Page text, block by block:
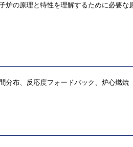
炉の原理と特性を理解するために必要
分布、反応度フォードバック、炉心燃焼